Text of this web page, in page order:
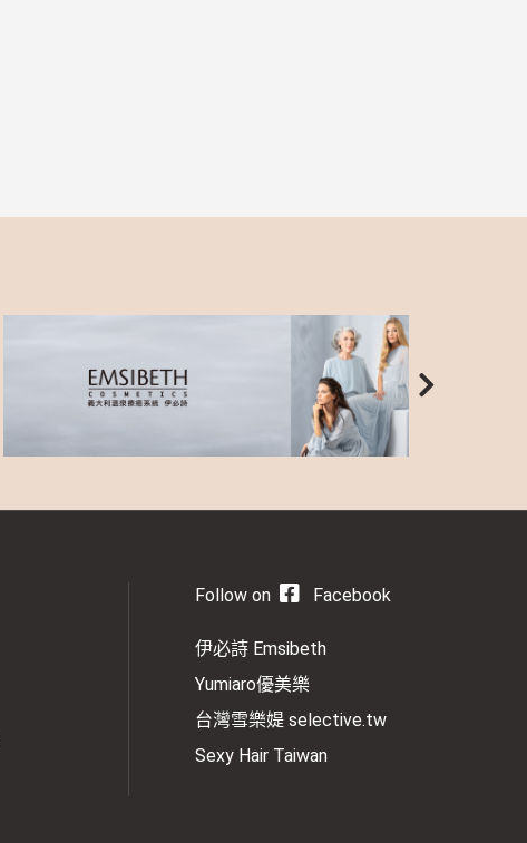
Follow on Facebook
伊必詩 Emsibeth
Yumiaro優美樂
台灣雪樂媞 selective.tw
Sexy Hair Taiwan